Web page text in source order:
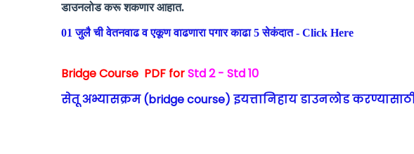
डाउनलोड करू शकणार आहात.
01 जुलै ची वेतनवाढ व एकूण वाढणारा पगार काढा 5 सेकंदात - Click Here
Bridge Course PDF forStd 2 - Std 10
सेतू अभ्यासक्रम (bridge course) इयत्तानिहाय डाउनलोड